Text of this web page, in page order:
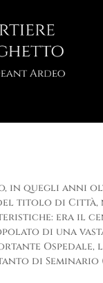
in quegli anni
titolo di Città,
era il
di una
Ospedale,
di